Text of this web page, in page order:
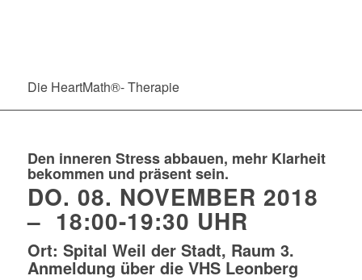
Die HeartMath®- Therapie
Den inneren Stress abbauen, mehr Klarheit
bekommen und präsent sein.
DO. 08. NOVEMBER 2018
– 18:00-19:30 UHR
Ort: Spital Weil der Stadt, Raum 3.
Anmeldung über die VHS Leonberg